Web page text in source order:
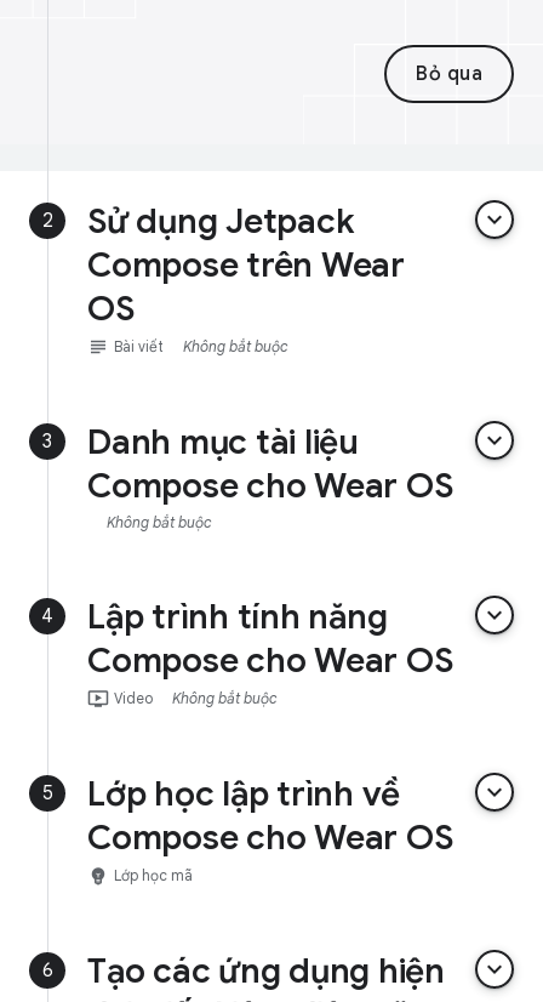
Bỏ qua
2
Sử dụng Jetpack
Compose trên Wear
OS
keyboard_arrow_down
subject Bài viết Không bắt buộc
3
Danh mục tài liệu
Compose cho Wear OS
keyboard_arrow_down
Không bắt buộc
4
Lập trình tính năng
Compose cho Wear OS
keyboard_arrow_down
ondemand_video Video Không bắt buộc
5
Lớp học lập trình về
Compose cho Wear OS
keyboard_arrow_down
emoji_objects Lớp học mã
6
Tạo các ứng dụng hiện
keyboard_arrow_down